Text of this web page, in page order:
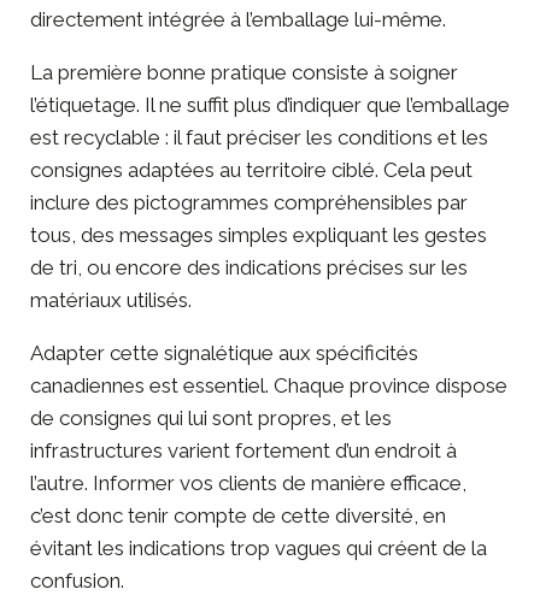
directement intégrée à l’emballage lui-même.
La première bonne pratique consiste à soigner
l’étiquetage. Il ne suffit plus d’indiquer que l’emballage
est recyclable : il faut préciser les conditions et les
consignes adaptées au territoire ciblé. Cela peut
inclure des pictogrammes compréhensibles par
tous, des messages simples expliquant les gestes
de tri, ou encore des indications précises sur les
matériaux utilisés.
Adapter cette signalétique aux spécificités
canadiennes est essentiel. Chaque province dispose
de consignes qui lui sont propres, et les
infrastructures varient fortement d’un endroit à
l’autre. Informer vos clients de manière efficace,
c’est donc tenir compte de cette diversité, en
évitant les indications trop vagues qui créent de la
confusion.